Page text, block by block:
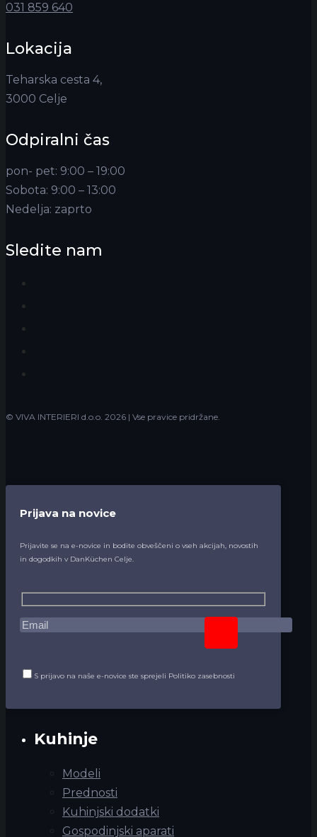
031 859 640
Lokacija
Teharska cesta 4,
3000 Celje
Odpiralni čas
pon- pet: 9:00 – 19:00
Sobota: 9:00 – 13:00
Nedelja: zaprto
Sledite nam
© VIVA INTERIERI d.o.o. 2026 | Vse pravice pridržane.
Prijava na novice
Prijavite se na e-novice in bodite obveščeni o vseh akcijah, novostih
in dogodkih v DanKüchen Celje.
S prijavo na naše e-novice ste sprejeli Politiko zasebnosti
Kuhinje
Modeli
Prednosti
Kuhinjski dodatki
Gospodinjski aparati